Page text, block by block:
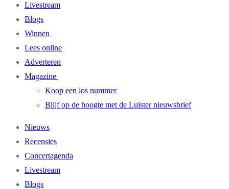
Livestream
Blogs
Winnen
Lees online
Adverteren
Magazine
Koop een los nummer
Blijf op de hoogte met de Luister nieuwsbrief
Nieuws
Recensies
Concertagenda
Livestream
Blogs